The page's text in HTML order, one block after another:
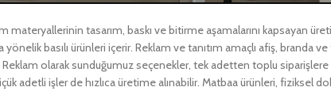
tasarım, baskı ve bitirme aşamalarını kapsayan
basılı ürünleri içerir. Reklam ve tanıtım amaçlı afiş, branda
olarak sunduğumuz seçenekler, tek adetten toplu siparişlere
adetli işler de hızlıca üretime alınabilir. Matbaa ürünleri, fiziksel